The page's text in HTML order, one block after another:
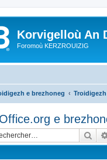
Korvigelloù An
Foromoù KERZROUIZIG
e brezhoneg
e